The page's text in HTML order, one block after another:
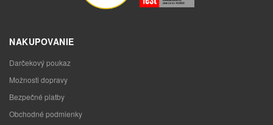
NAKUPOVANIE
Darčekový poukaz
Možnosti dopravy
Bezpečné platby
Obchodné podmienky